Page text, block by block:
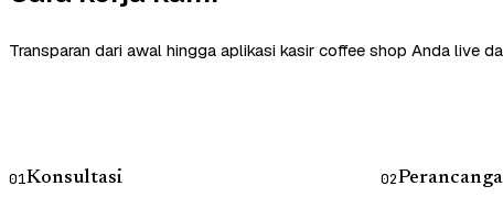
Transparan dari awal hingga aplikasi kasir coffee shop Anda live
01Konsultasi
02